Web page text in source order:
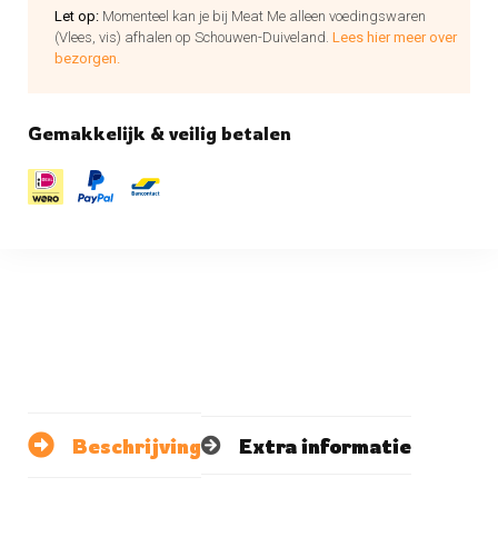
Let op: Momenteel kan je bij Meat Me alleen voedingswaren
(Vlees, vis) afhalen op Schouwen-Duiveland. Lees hier meer over
bezorgen.
Gemakkelijk & veilig betalen
Beschrijving Extra informatie